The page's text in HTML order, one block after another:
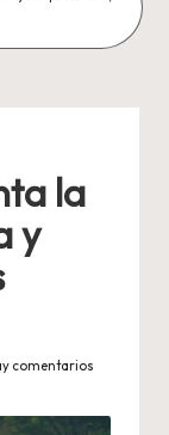
la
y
comentarios